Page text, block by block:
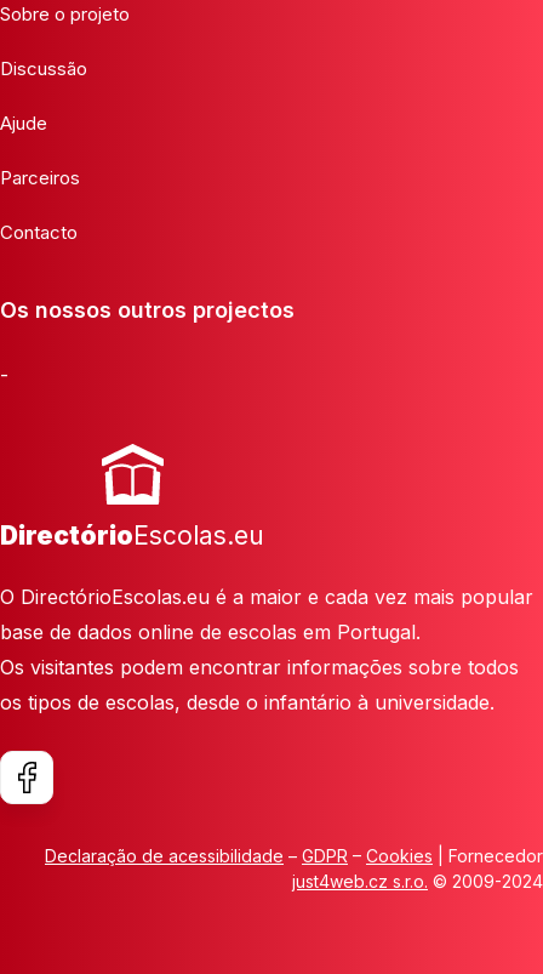
Sobre o projeto
Discussão
Ajude
Parceiros
Contacto
Os nossos outros projectos
-
DirectórioEscolas.eu
O DirectórioEscolas.eu é a maior e cada vez mais popular
base de dados online de escolas em Portugal.
Os visitantes podem encontrar informações sobre todos
os tipos de escolas, desde o infantário à universidade.
Declaração de acessibilidade – GDPR – Cookies | Fornecedor
just4web.cz s.r.o. © 2009-2024